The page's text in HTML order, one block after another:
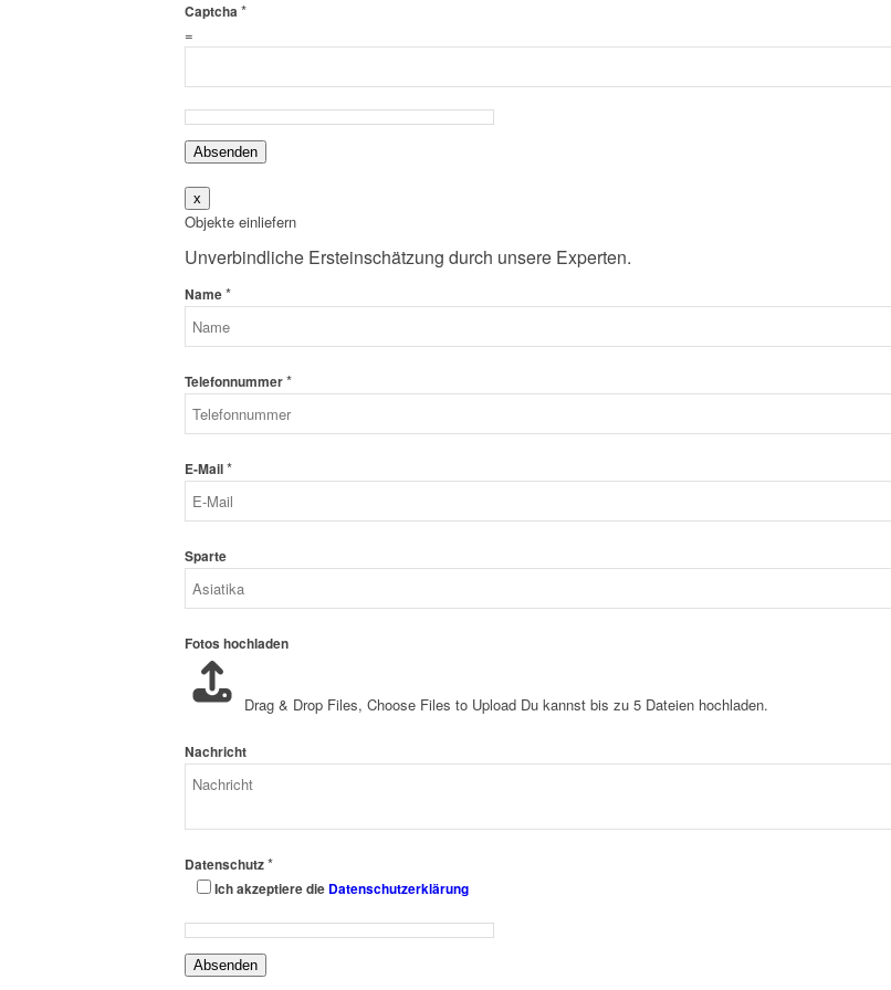
Captcha *
=
Absenden
x
Objekte einliefern
Unverbindliche Ersteinschätzung durch unsere Experten.
Name*
Telefonnummer*
E-Mail*
Sparte
Fotos hochladen
Drag & Drop Files, Choose Files to Upload Du kannst bis zu 5 Dateien hochladen.
Nachricht
Datenschutz*
Ich akzeptiere die Datenschutzerklärung
Absenden